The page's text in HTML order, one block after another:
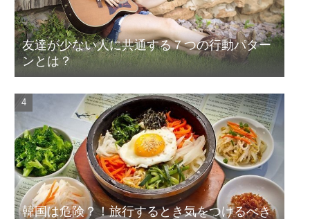
友達が少ない人に共通する７つの行動パター
ンとは？
韓国は危険？！旅行するとき気をつけるべき